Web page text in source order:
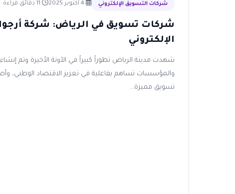
شركات التسويق الإلكتروني
شركات تسويق في الرياض: شركة
الإلكتروني
شهدت مدينة الرياض تطوراً كبيراً في الآونة الأخيرة وتم
والمؤسسات تساهم بفاعلية في تعزيز الاقتصاد الوطني،
تسويق مميزة...